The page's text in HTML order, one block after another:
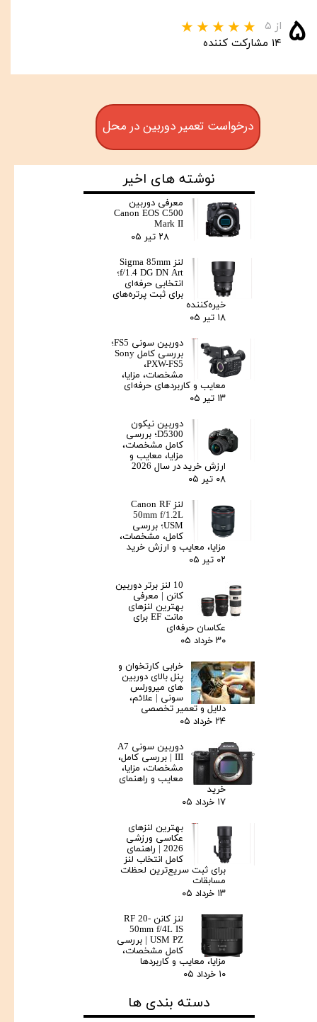
۵ از ۵
۱۴ مشارکت کننده
نوشته های اخیر
معرفی دوربین
Canon EOS C500
Mark II
۲۸ تیر ۰۵
لنز Sigma 85mm
f/1.4 DG DN Art؛
انتخابی حرفه‌ای
برای ثبت پرتره‌های
خیره‌کننده
۱۸ تیر ۰۵
دوربین سونی FS5؛
بررسی کامل Sony
PXW-FS5،
مشخصات، مزایا،
معایب و کاربردهای حرفه‌ای
۱۳ تیر ۰۵
دوربین نیکون
D5300؛ بررسی
کامل مشخصات،
مزایا، معایب و
ارزش خرید در سال 2026
۰۸ تیر ۰۵
لنز Canon RF
50mm f/1.2L
USM؛ بررسی
کامل، مشخصات،
مزایا، معایب و ارزش خرید
۰۲ تیر ۰۵
10 لنز برتر دوربین
کانن | معرفی
بهترین لنزهای
مانت EF برای
عکاسان حرفه‌ای
۳۰ خرداد ۰۵
خرابی کارتخوان و
پنل بالای دوربین‌
های میرورلس
سونی | علائم،
دلایل و تعمیر تخصصی
۲۴ خرداد ۰۵
دوربین سونی A7
III | بررسی کامل،
مشخصات، مزایا،
معایب و راهنمای
خرید
۱۷ خرداد ۰۵
بهترین لنزهای
عکاسی ورزشی
2026 | راهنمای
کامل انتخاب لنز
برای ثبت سریع‌ترین لحظات
مسابقات
۱۳ خرداد ۰۵
لنز کانن RF 20-
50mm f/4L IS
USM PZ | بررسی
کامل مشخصات،
مزایا، معایب و کاربردها
۱۰ خرداد ۰۵
دسته بندی ها
درخواست تعمیر دوربین در محل